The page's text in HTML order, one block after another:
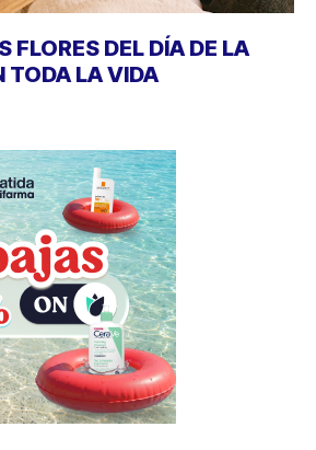
FLORES DEL DÍA DE LA
TODA LA VIDA